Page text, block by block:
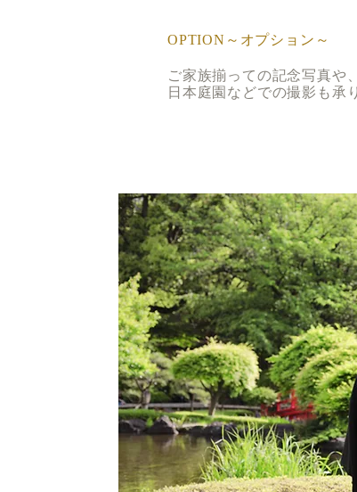
OPTION～オプション～
ご家族揃っての記念写真や
日本庭園などでの撮影も承